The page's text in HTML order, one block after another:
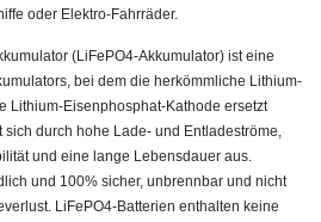
oder Elektro-Fahrräder.
(LiFePO4-Akkumulator) ist eine
bei dem die herkömmliche Lithium-
Lithium-Eisenphosphat-Kathode ersetzt
durch hohe Lade- und Entladeströme,
und eine lange Lebensdauer aus.
und 100% sicher, unbrennbar und nicht
LiFePO4-Batterien enthalten keine